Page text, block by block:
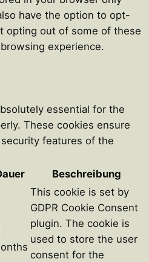
have the option to opt-
opting out of some of these
experience.
essential for the
These cookies ensure
features of the
Beschreibung
This cookie is set by
GDPR Cookie Consent
plugin. The cookie is
used to store the user
consent for the